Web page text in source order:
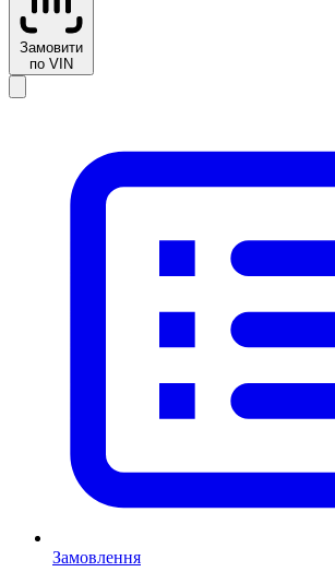
Замовити
по VIN
Замовлення